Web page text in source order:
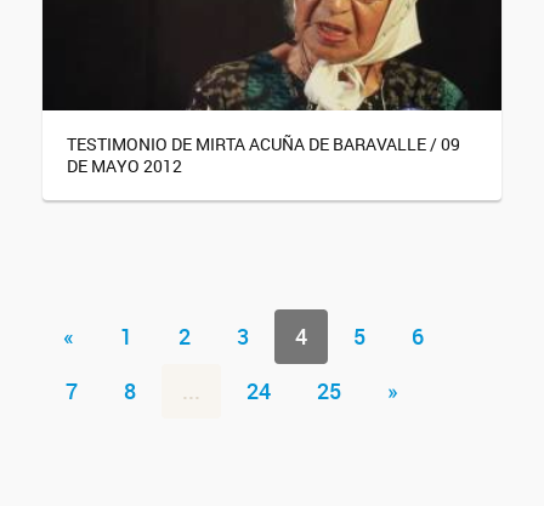
TESTIMONIO DE MIRTA ACUÑA DE BARAVALLE / 09
DE MAYO 2012
« 1 2 3 4 5
6
7
8 ... 24 25 »